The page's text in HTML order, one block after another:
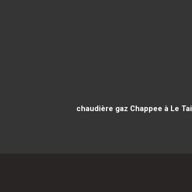
chaudière gaz Chappee à Le